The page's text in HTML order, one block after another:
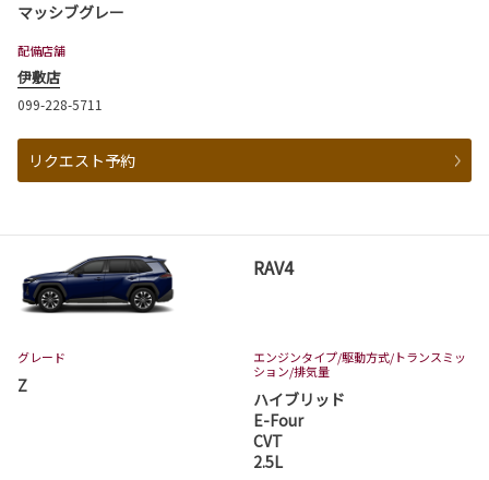
マッシブグレー
配備店舗
伊敷店
099-228-5711
リクエスト予約
RAV4
グレード
Z
エンジンタイプ/駆動方式/トランスミッ
ション/排気量
ハイブリッド
E-Four
CVT
2.5L